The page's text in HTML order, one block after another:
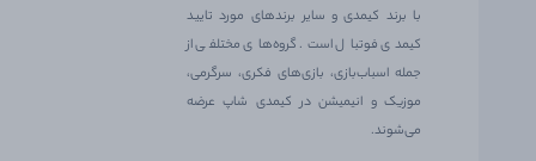
با برند کیمدی و سایر برندهای مورد تایید
کیمدی فوتبال است. گروه‌های مختلفی از
جمله اسباب‌بازی، بازی‌های فکری، سرگرمی،
موزیک و انیمیشن در کیمدی شاپ عرضه
می‌شوند.